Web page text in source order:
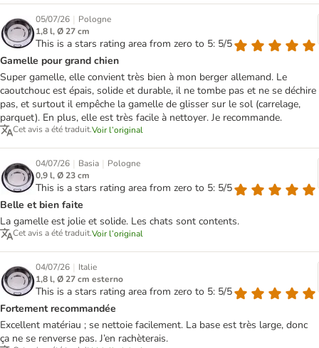
05/07/26 | Pologne
1,8 l, Ø 27 cm
This is a stars rating area from zero to 5: 5/5
Gamelle pour grand chien
Super gamelle, elle convient très bien à mon berger allemand. Le
caoutchouc est épais, solide et durable, il ne tombe pas et ne se déchire
pas, et surtout il empêche la gamelle de glisser sur le sol (carrelage,
parquet). En plus, elle est très facile à nettoyer. Je recommande.
Cet avis a été traduit.Voir l’original
04/07/26 | Basia | Pologne
0,9 l, Ø 23 cm
This is a stars rating area from zero to 5: 5/5
Belle et bien faite
La gamelle est jolie et solide. Les chats sont contents.
Cet avis a été traduit.Voir l’original
04/07/26 | Italie
1,8 l, Ø 27 cm esterno
This is a stars rating area from zero to 5: 5/5
Fortement recommandée
Excellent matériau ; se nettoie facilement. La base est très large, donc
ça ne se renverse pas. J’en rachèterais.